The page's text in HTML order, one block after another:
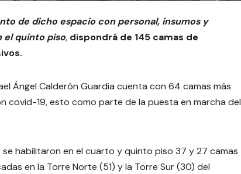
de dicho espacio con personal, insumos y
el quinto piso, dispondrá de 145 camas de
Ángel Calderón Guardia cuenta con 64 camas más
covid-19, esto como parte de la puesta en marcha del
habilitaron en el cuarto y quinto piso 37 y 27 camas
en la Torre Norte (51) y la Torre Sur (30) del